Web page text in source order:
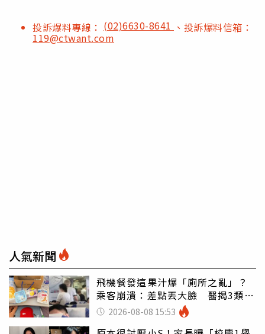
投訴爆料專線： (02)6630-8641 、投訴爆料信箱：
119@ctwant.com
人氣新聞
飛機餐發這果汁爆「廁所之亂」？
乘客崩潰：差點丟大臉 醫揭3類人
別亂喝
2026-08-08 15:53